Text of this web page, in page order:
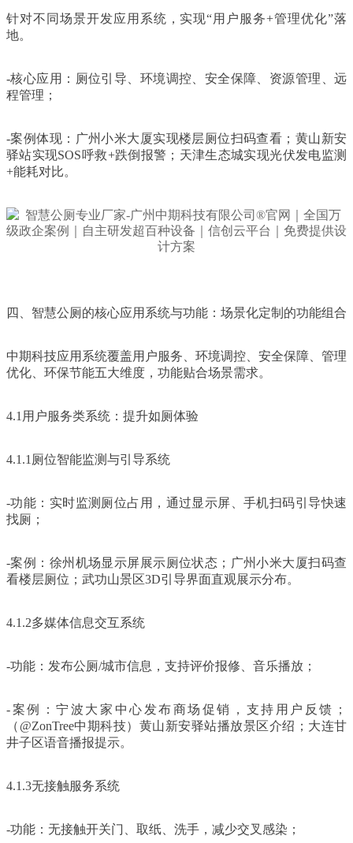
针对不同场景开发应用系统，实现“用户服务+管理优化”落
地。
-核心应用：厕位引导、环境调控、安全保障、资源管理、远
程管理；
-案例体现：广州小米大厦实现楼层厕位扫码查看；黄山新安
驿站实现SOS呼救+跌倒报警；天津生态城实现光伏发电监测
+能耗对比。
四、智慧公厕的核心应用系统与功能：场景化定制的功能组合
中期科技应用系统覆盖用户服务、环境调控、安全保障、管理
优化、环保节能五大维度，功能贴合场景需求。
4.1用户服务类系统：提升如厕体验
4.1.1厕位智能监测与引导系统
-功能：实时监测厕位占用，通过显示屏、手机扫码引导快速
找厕；
-案例：徐州机场显示屏展示厕位状态；广州小米大厦扫码查
看楼层厕位；武功山景区3D引导界面直观展示分布。
4.1.2多媒体信息交互系统
-功能：发布公厕/城市信息，支持评价报修、音乐播放；
-案例：宁波大家中心发布商场促销，支持用户反馈；
（@ZonTree中期科技）黄山新安驿站播放景区介绍；大连甘
井子区语音播报提示。
4.1.3无接触服务系统
-功能：无接触开关门、取纸、洗手，减少交叉感染；